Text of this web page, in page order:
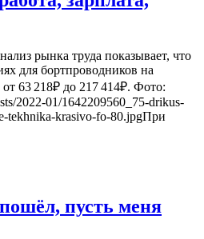
рынка труда показывает, что
для бортпроводников на
63 218₽ до 217 414₽. Фото:
2022-01/1642209560_75-drikus-
tekhnika-krasivo-fo-80.jpgПри
пусть меня